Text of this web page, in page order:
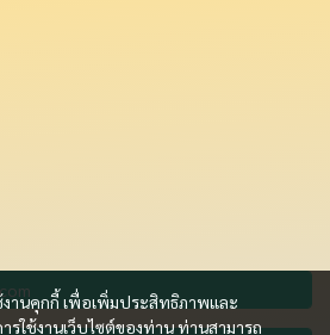
งานคุกกี้ เพื่อเพิ่มประสิทธิภาพและ
ใช้งานเว็บไซต์ของท่าน ท่านสามารถ